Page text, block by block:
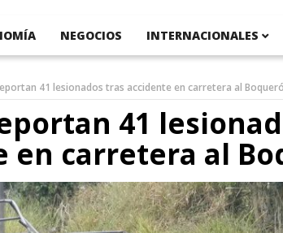
NEGOCIOS INTERNACIONALES
41 lesionados tras accidente en carretera al
41
en carretera al